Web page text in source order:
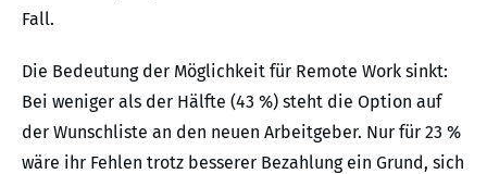
Fall.
Die Bedeutung der Möglichkeit für Remote Work sinkt:
Bei weniger als der Hälfte (43 %) steht die Option auf
der Wunschliste an den neuen Arbeitgeber. Nur für 23 %
wäre ihr Fehlen trotz besserer Bezahlung ein Grund, sich